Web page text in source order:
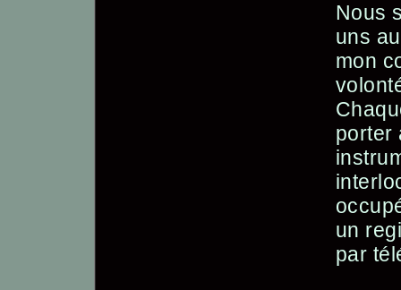
Nous
uns
mon
porter
un
par